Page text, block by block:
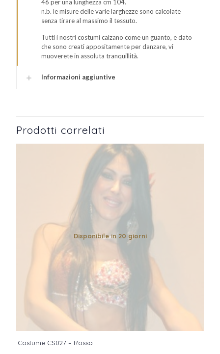
46 per una lunghezza cm 104.
n.b. le misure delle varie larghezze sono calcolate
senza tirare al massimo il tessuto.
Tutti i nostri costumi calzano come un guanto, e dato
che sono creati appositamente per danzare, vi
muoverete in assoluta tranquillità.
Informazioni aggiuntive
Prodotti correlati
Disponibile in 20 giorni
Costume CS027 – Rosso